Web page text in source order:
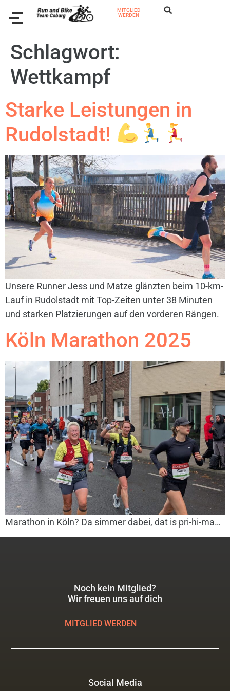
MITGLIED
WERDEN
Schlagwort:
Wettkampf
Starke Leistungen in
Rudolstadt!
Unsere Runner Jess und Matze glänzten beim 10-km-
Lauf in Rudolstadt mit Top-Zeiten unter 38 Minuten
und starken Platzierungen auf den vorderen Rängen.
Köln Marathon 2025
Marathon in Köln? Da simmer dabei, dat is pri-hi-ma…
Noch kein Mitglied?
Wir freuen uns auf dich
MITGLIED WERDEN
Social Media